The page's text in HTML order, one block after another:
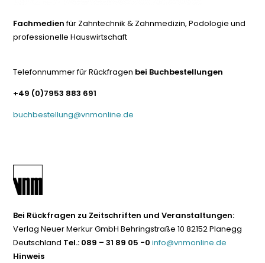
Fachmedienfür Zahntechnik & Zahnmedizin, Podologie und
professionelle Hauswirtschaft
Telefonnummer für Rückfragen bei Buchbestellungen
+49 (0)7953 883 691
buchbestellung@vnmonline.de
Bei Rückfragen zu Zeitschriften und Veranstaltungen:
Verlag Neuer Merkur GmbH Behringstraße 10 82152 Planegg
Deutschland Tel.: 089 – 31 89 05 -0 info@vnmonline.de
Hinweis